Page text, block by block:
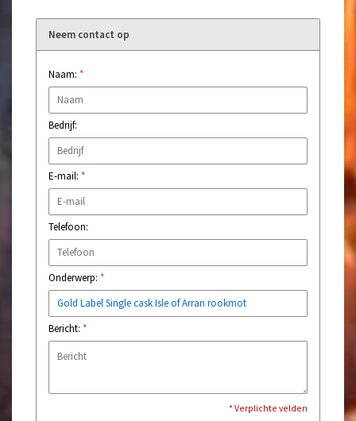
Neem contact op
Naam: *
Bedrijf:
E-mail: *
Telefoon:
Onderwerp: *
Bericht: *
* Verplichte velden